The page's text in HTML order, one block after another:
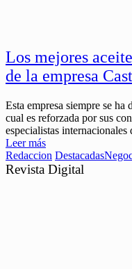
Los mejores
de la empresa
Esta empresa siempre se ha
cual es reforzada por sus
especialistas
Leer más
Redaccion Destacadas
Revista Digital